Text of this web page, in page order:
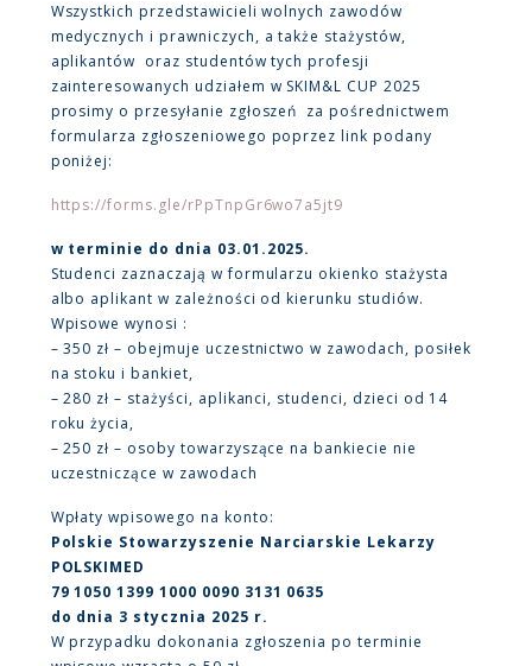
Wszystkich przedstawicieli wolnych zawodów
medycznych i prawniczych, a także stażystów,
aplikantów oraz studentów tych profesji
zainteresowanych udziałem w SKIM&L CUP 2025
prosimy o przesyłanie zgłoszeń za pośrednictwem
formularza zgłoszeniowego poprzez link podany
poniżej:
https://forms.gle/rPpTnpGr6wo7a5jt9
w terminie do dnia 03.01.2025.
Studenci zaznaczają w formularzu okienko stażysta
albo aplikant w zależności od kierunku studiów.
Wpisowe wynosi :
– 350 zł – obejmuje uczestnictwo w zawodach, posiłek
na stoku i bankiet,
– 280 zł – stażyści, aplikanci, studenci, dzieci od 14
roku życia,
– 250 zł – osoby towarzyszące na bankiecie nie
uczestniczące w zawodach
Wpłaty wpisowego na konto:
Polskie Stowarzyszenie Narciarskie Lekarzy
POLSKIMED
79 1050 1399 1000 0090 3131 0635
do dnia 3 stycznia 2025 r.
W przypadku dokonania zgłoszenia po terminie